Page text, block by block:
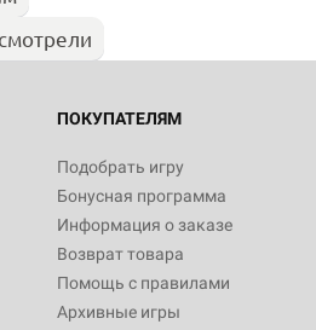
ПОКУПАТЕЛЯМ
Подобрать игру
Бонусная программа
Информация о заказе
Возврат товара
Помощь с правилами
Архивные игры